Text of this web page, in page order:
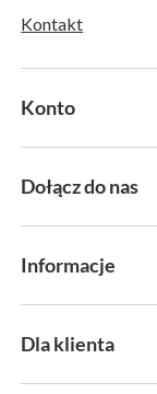
Kontakt
Konto
Dołącz do nas
Informacje
Dla klienta